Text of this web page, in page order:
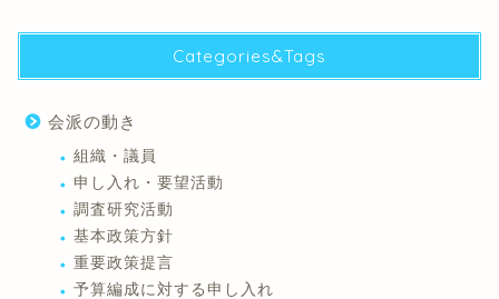
Categories&Tags
会派の動き
組織・議員
申し入れ・要望活動
調査研究活動
基本政策方針
重要政策提言
予算編成に対する申し入れ